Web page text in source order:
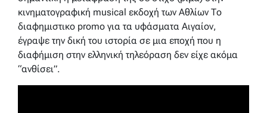
κινηματογραφική musical εκδοχή των Αθλίων Το
διαφημιστικο promo για τα υφάσματα Αιγαίον,
έγραψε την δική του ιστορία σε μια εποχή που η
διαφήμιση στην ελληνική τηλεόραση δεν είχε ακόμα
“ανθίσει”.